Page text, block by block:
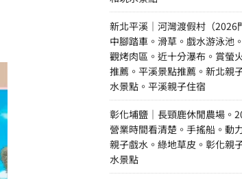
新北平溪｜河灣渡假村（2026
中腳踏車。滑草。戲水游泳池
觀烤肉區。近十分瀑布。賞螢
推薦。平溪景點推薦。新北親
水景點。平溪親子住宿
彰化埔鹽｜長頸鹿休閒農場。
營業時間看清楚。手搖船。動
親子戲水。綠地草皮。彰化親
水景點